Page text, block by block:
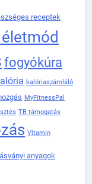
receptek
fogyókúra
kalóriaszámláló
MyFitnessPal
TB támogatás
Vitamin
ásványi anyagok